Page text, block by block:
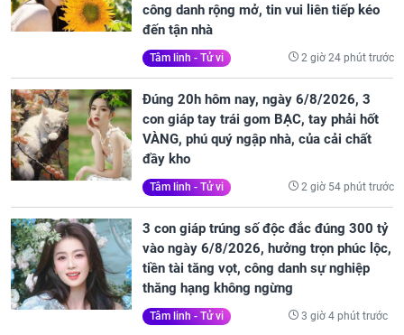
công danh rộng mở, tin vui liên tiếp kéo
đến tận nhà
Tâm linh - Tử vi 2 giờ 24 phút trước
Đúng 20h hôm nay, ngày 6/8/2026, 3
con giáp tay trái gom BẠC, tay phải hốt
VÀNG, phú quý ngập nhà, của cải chất
đầy kho
Tâm linh - Tử vi 2 giờ 54 phút trước
3 con giáp trúng số độc đắc đúng 300 tỷ
vào ngày 6/8/2026, hưởng trọn phúc lộc,
tiền tài tăng vọt, công danh sự nghiệp
thăng hạng không ngừng
Tâm linh - Tử vi 3 giờ 4 phút trước